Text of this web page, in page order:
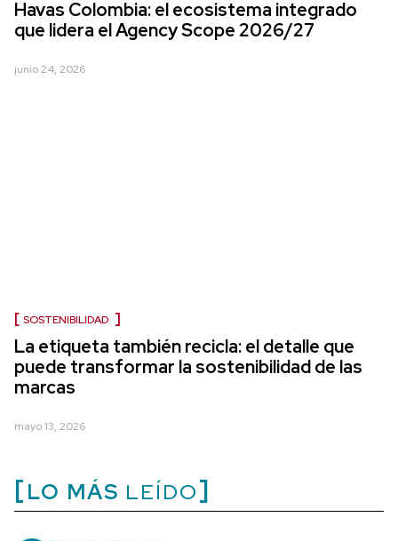
Havas Colombia: el ecosistema integrado
que lidera el Agency Scope 2026/27
junio 24, 2026
SOSTENIBILIDAD
La etiqueta también recicla: el detalle que
puede transformar la sostenibilidad de las
marcas
mayo 13, 2026
LO MÁS LEÍDO